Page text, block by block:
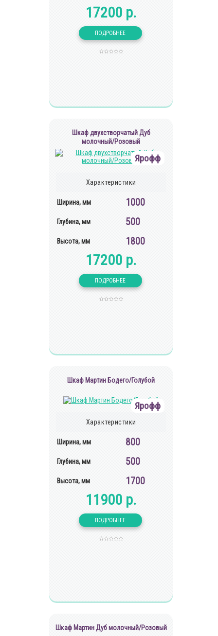
17200 р.
Шкаф двухстворчатый Дуб
молочный/Розовый
Ярофф
Характеристики
Ширина, мм 1000
Глубина, мм 500
Высота, мм 1800
17200 р.
Шкаф Мартин Бодего/Голубой
Ярофф
Характеристики
Ширина, мм 800
Глубина, мм 500
Высота, мм 1700
11900 р.
Шкаф Мартин Дуб молочный/Розовый